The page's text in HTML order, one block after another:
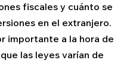
fiscales y cuánto se
en el extranjero.
importante a la hora de
las leyes varían de